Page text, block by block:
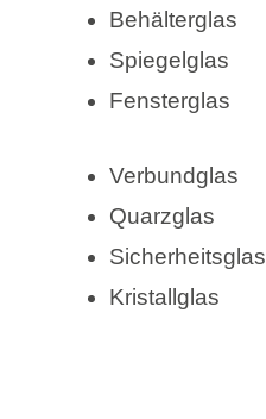
Behälterglas
Spiegelglas
Fensterglas
Verbundglas
Quarzglas
Sicherheitsglas
Kristallglas